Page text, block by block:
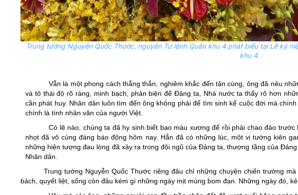
Trung tướng Nguyễn Quốc Thước, nguyên Tư lệnh Quân khu 4 phát biểu tại Lễ kỷ
khu 4.
Vẫn là một phong cách thẳng thắn, nghiêm khắc đến tận cùng, ông đã nêu
và tỏ thái độ rõ ràng, minh bạch, phản biện để Đảng ta, Nhà nước ta thấy rõ hơn
cần phát huy. Nhân dân luôn tìm đến ông không phải để tìm sinh kế cuộc đời mà
chính là tính nhân văn của người Việt.
Có lẽ nào, chúng ta đã hy sinh biết bao máu xương để rồi phải chao đảo
nhọt đã vô cùng đáng báo động hôm nay. Hẳn đã có những lúc, một vị tướng kiên
những hiện tượng đau lòng đã xảy ra trong đội ngũ của Đảng ta, thượng tầng của
Nhân dân.
Trung tướng Nguyễn Quốc Thước riêng đâu chỉ những chuyện chiến trường
bách, quyết liệt, sống còn đâu kém gì những ngày mịt mùng bom đạn. Những ngày đó,